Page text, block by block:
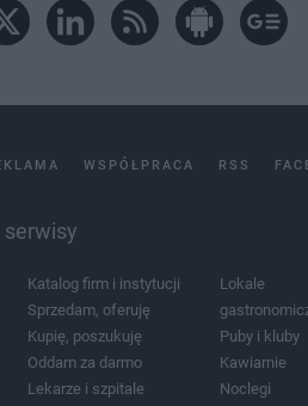
WSPÓŁPRACA RSS
serwisy
Katalog firm i instytucji
Sprzedam, oferuję
Kupię, poszukuję
Oddam za darmo
Lekarze i szpitale
Lokale
Puby i kluby
Kawiarnie
Noclegi